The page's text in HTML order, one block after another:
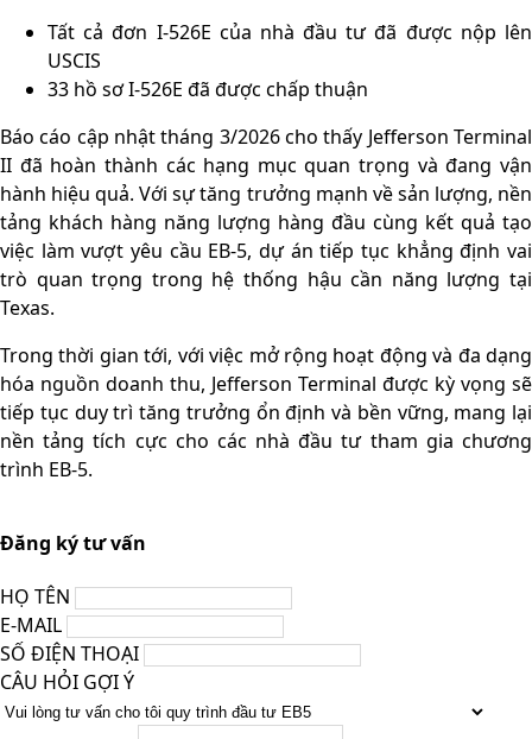
Tất cả đơn I-526E của nhà đầu tư đã được nộp lên
USCIS
33 hồ sơ I-526E đã được chấp thuận
Báo cáo cập nhật tháng 3/2026 cho thấy Jefferson Terminal
II đã hoàn thành các hạng mục quan trọng và đang vận
hành hiệu quả. Với sự tăng trưởng mạnh về sản lượng, nền
tảng khách hàng năng lượng hàng đầu cùng kết quả tạo
việc làm vượt yêu cầu EB-5, dự án tiếp tục khẳng định vai
trò quan trọng trong hệ thống hậu cần năng lượng tại
Texas.
Trong thời gian tới, với việc mở rộng hoạt động và đa dạng
hóa nguồn doanh thu, Jefferson Terminal được kỳ vọng sẽ
tiếp tục duy trì tăng trưởng ổn định và bền vững, mang lại
nền tảng tích cực cho các nhà đầu tư tham gia chương
trình EB-5.
Đăng ký tư vấn
HỌ TÊN
E-MAIL
SỐ ĐIỆN THOẠI
CÂU HỎI GỢI Ý